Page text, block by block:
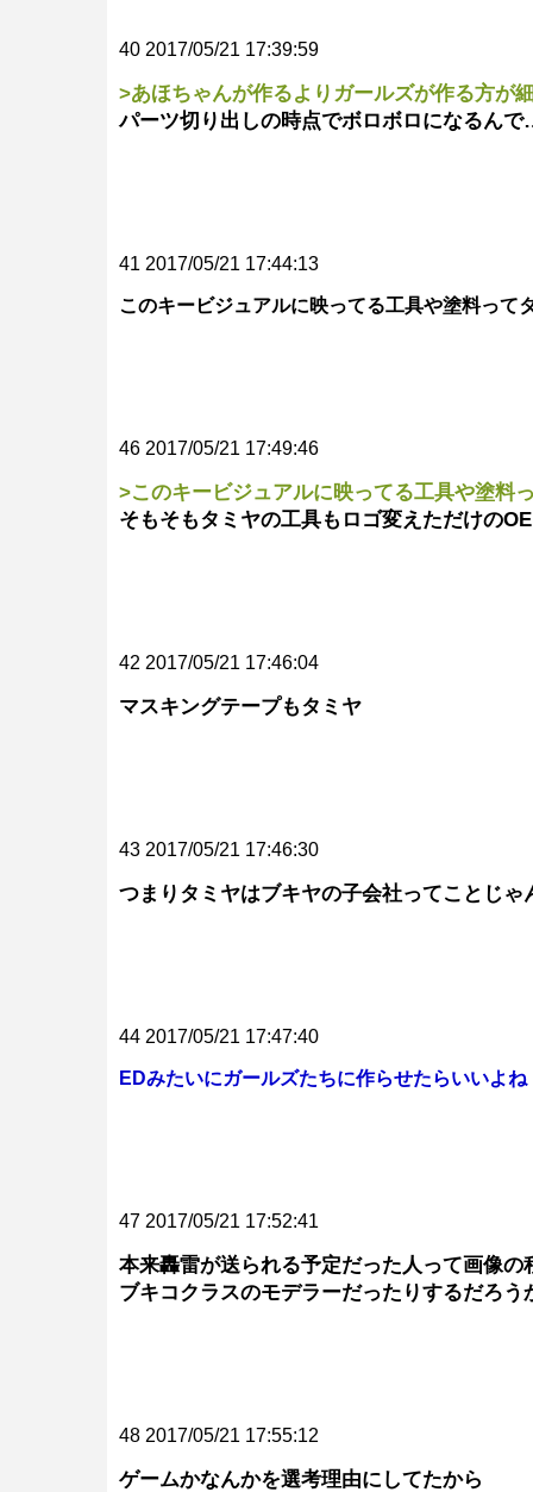
40 2017/05/21 17:39:59
>あほちゃんが作るよりガールズが作る方が
パーツ切り出しの時点でボロボロになるん
41 2017/05/21 17:44:13
このキービジュアルに映ってる工具や塗料っ
46 2017/05/21 17:49:46
>このキービジュアルに映ってる工具や塗料
そもそもタミヤの工具もロゴ変えただけの
42 2017/05/21 17:46:04
マスキングテープもタミヤ
43 2017/05/21 17:46:30
つまりタミヤはブキヤの子会社ってことじゃ
44 2017/05/21 17:47:40
EDみたいにガールズたちに作らせたらいいよね
47 2017/05/21 17:52:41
本来轟雷が送られる予定だった人って画像
ブキコクラスのモデラーだったりするだろう
48 2017/05/21 17:55:12
ゲームかなんかを選考理由にしてたから